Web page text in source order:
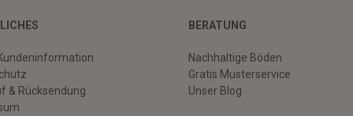
& Rücksendung
BERATUNG
Nachhaltige Böden
Gratis Musterservice
Unser Blog